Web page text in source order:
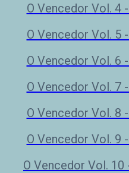
O Vencedor Vol. 4
O Vencedor Vol. 5
O Vencedor Vol. 6
O Vencedor Vol. 7
O Vencedor Vol. 8
O Vencedor Vol. 9
O Vencedor Vol.